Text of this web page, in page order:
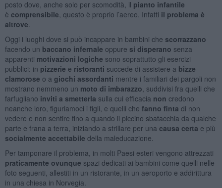
posto dove, anche solo per scomodità, il pianto infantile
è comprensibile , questo è proprio l’aereo. Infatti il problema è
altrove
Oggi i luoghi dove si può incappare in bambini che scorrazzano
facendo un baccano infernale oppure si disperano senza
apparenti motivazioni logiche sono soprattutto gli esercizi
pubblici: in pizzerie e ristoranti succede di assistere a bizze
clamorose o a giochi assordanti mentre i familiari dei pargoli non
mostrano nemmeno un moto di imbarazzo , suddivisi fra quelli che
farfugliano inviti a smetterla sulla cui efficacia non credono
neanche loro, figuriamoci i figli, e quelli che fanno finta di non
vedere e non sentire fino a quando il piccino sbatacchia da qualche
parte e frana a terra, iniziando a strillare per una causa certa e più
socialmente accettabile della maleducazione.
Per tamponare il problema, in molti Paesi esteri vengono attrezzati
praticamente ovunque spazi dedicati ai bambini come quelli nelle
foto seguenti, allestiti in un ristorante, in un aeroporto e addirittura
in una chiesa in Norvegia.